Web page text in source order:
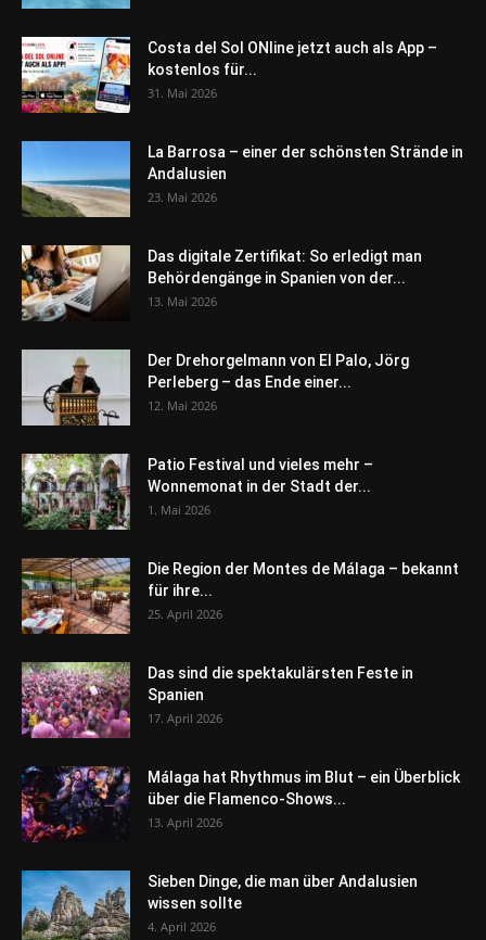
Costa del Sol ONline jetzt auch als App –
kostenlos für...
31. Mai 2026
La Barrosa – einer der schönsten Strände in
Andalusien
23. Mai 2026
Das digitale Zertifikat: So erledigt man
Behördengänge in Spanien von der...
13. Mai 2026
Der Drehorgelmann von El Palo, Jörg
Perleberg – das Ende einer...
12. Mai 2026
Patio Festival und vieles mehr –
Wonnemonat in der Stadt der...
1. Mai 2026
Die Region der Montes de Málaga – bekannt
für ihre...
25. April 2026
Das sind die spektakulärsten Feste in
Spanien
17. April 2026
Málaga hat Rhythmus im Blut – ein Überblick
über die Flamenco-Shows...
13. April 2026
Sieben Dinge, die man über Andalusien
wissen sollte
4. April 2026